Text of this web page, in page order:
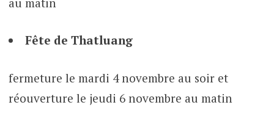
Fête de Thatluang
fermeture le mardi 4 novembre au soir et
réouverture le jeudi 6 novembre au matin